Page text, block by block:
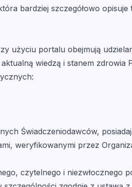
bardziej szczegółowo opisuje
użyciu portalu obejmują
wiedzą i stanem zdrowia
Świadczeniodawców,
weryfikowanymi przez
czytelnego i niezwłocznego